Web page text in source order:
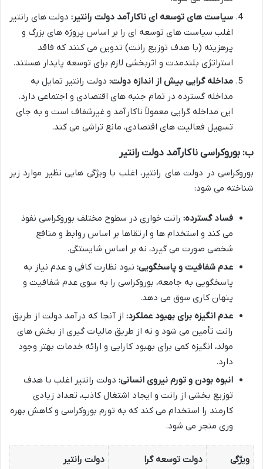
سیاست های توسعه ای ناکارآمد دولت رانتیر: دولت های رانتیر
اغلب سیاست های توسعه ای را بر اساس پروژه های بزرگ و
پرهزینه (با هدف توزیع رانت) تدوین می کنند که فاقد
استراتژی بلندمدت و اثربخشی لازم برای توسعه پایدار هستند.
مداخله گرایی بیش از اندازه دولت: دولت رانتیر تمایل به
مداخله گسترده در تمام جنبه های اقتصادی و اجتماعی دارد.
این مداخله گرایی معمولاً ناکارآمد و غیرشفاف است و به جای
تسهیل فعالیت های اقتصادی، مانع تراشی می کند.
ب: بوروکراسی ناکارآمد دولت رانتیر
بوروکراسی در دولت های رانتیر، اغلب با ویژگی هایی نظیر موارد زیر
شناخته می شود:
فساد گسترده: رانت خواری در سطوح مختلف بوروکراسی نفوذ
می کند و استخدام ها و ارتقاها بر اساس روابط و منافع
شخصی صورت می گیرد، نه بر اساس شایستگی.
عدم شفافیت و پاسخگویی: نبود نظارت کافی و عدم نیاز به
پاسخگویی به جامعه، بوروکراسی را به سوی عدم شفافیت و
پنهان کاری سوق می دهد.
عدم انگیزه برای بهبود عملکرد: از آنجا که درآمد دولت از طریق
رانت تأمین می شود و نه از طریق مالیات گیری از بخش های
مولد، انگیزه کمی برای بهبود کارایی و ارائه خدمات بهتر وجود
دارد.
انبوه بودن و تورم نیروی انسانی: دولت رانتیر اغلب با هدف
توزیع بخشی از رانت و ایجاد اشتغال کاذب، تعداد زیادی
کارمند را استخدام می کند که به تورم بوروکراسی و کاهش بهره
وری منجر می شود.
ویژگی دولت توسعه گرا دولت رانتیر